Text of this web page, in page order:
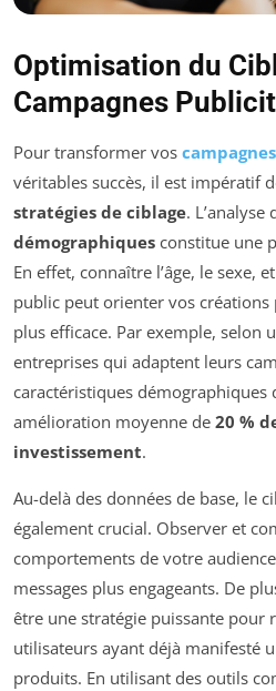
Optimisation du
Campagnes
Pour transformer vos
véritables succès, il est impératif
stratégies de ciblage. L’analyse
démographiques constitue une
En effet, connaître l’âge, le sexe,
public peut orienter vos
plus efficace. Par exemple, selon
entreprises qui adaptent leurs
caractéristiques démographiques
amélioration moyenne de 20 %
investissement.
Au-delà des données de base, le
également crucial. Observer et
comportements de votre
messages plus engageants. De
être une stratégie puissante pour
utilisateurs ayant déjà manifesté
produits. En utilisant des outils